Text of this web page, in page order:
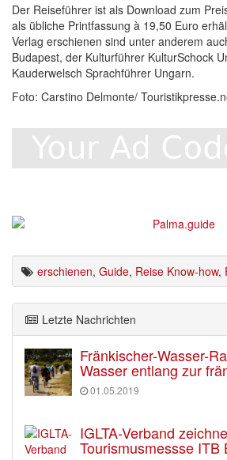
Der Reiseführer ist als Download zum
als übliche Printfassung à 19,50 Euro
Verlag erschienen sind unter anderem
Budapest, der Kulturführer KulturSchock
Kauderwelsch Sprachführer Ungarn.
Foto: Carstino Delmonte/
erschienen, Guide, Reise Know-how,
Letzte Nachrichten
Fränkischer-Wasser-
Wasser entlang zur
01.05.2019
IGLTA-Verband
Tourismusmessse ITB